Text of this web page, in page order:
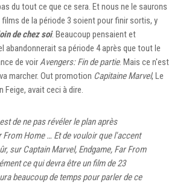
du tout ce que ce sera. Et nous ne le saurons
de la période 3 soient pour finir sortis, y
de chez soi. Beaucoup pensaient et
abandonnerait sa période 4 après que tout le
de voirAvengers: Fin de partie. Mais ce n'est
marcher. Out promotion Capitaine Marvel, Le
Feige, avait ceci à dire.
de ne pas révéler le plan après
From Home … Et de vouloir que l'accent
sur Captain Marvel, Endgame, Far From
ce qui devra être un film de 23
beaucoup de temps pour parler de ce